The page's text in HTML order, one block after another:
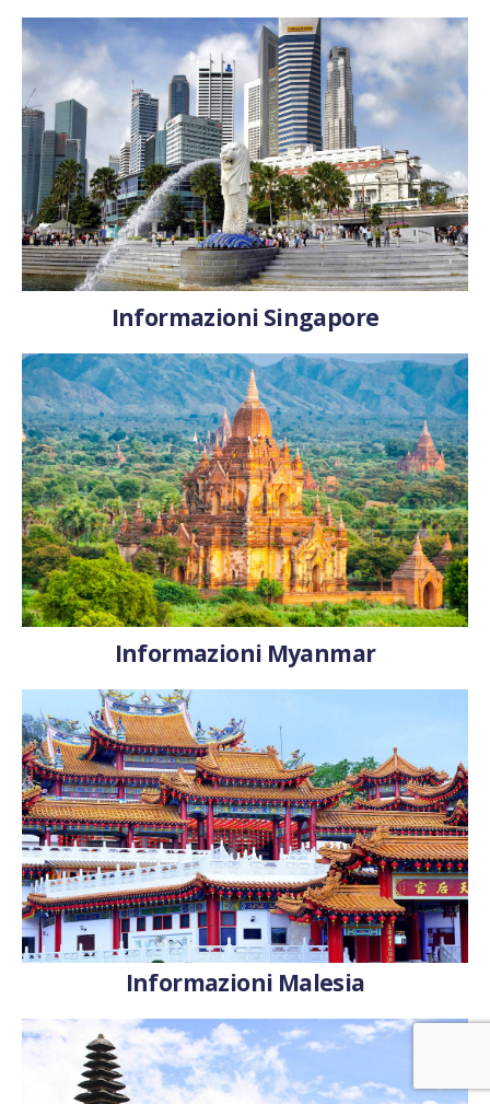
Informazioni Singapore
Informazioni Myanmar
Informazioni Malesia